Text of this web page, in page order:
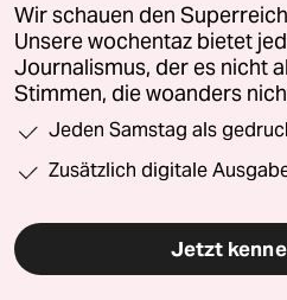
Wir schauen den
Unsere wochentaz bietet
Journalismus, der es nicht
Stimmen, die woanders
Jeden Samstag als
Zusätzlich digitale
Jetzt